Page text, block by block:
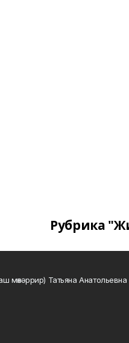
Рубрика
мөхәррир) Татьяна Анатольевна